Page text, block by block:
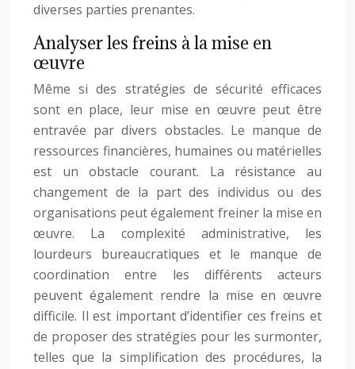
diverses parties prenantes.
Analyser les freins à la mise en
œuvre
Même si des stratégies de sécurité efficaces
sont en place, leur mise en œuvre peut être
entravée par divers obstacles. Le manque de
ressources financières, humaines ou matérielles
est un obstacle courant. La résistance au
changement de la part des individus ou des
organisations peut également freiner la mise en
œuvre. La complexité administrative, les
lourdeurs bureaucratiques et le manque de
coordination entre les différents acteurs
peuvent également rendre la mise en œuvre
difficile. Il est important d’identifier ces freins et
de proposer des stratégies pour les surmonter,
telles que la simplification des procédures, la